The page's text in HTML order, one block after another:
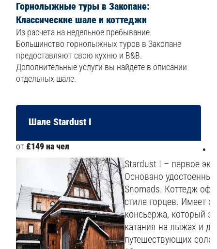
Горнолыжные туры в Закопане:
Классические шале и коттеджи
Из расчета на недельное пребывание.
Большинство горнолыжных туров в Закопане
предоставляют свою кухню и В&В.
Дополнительные услуги вы найдете в описании
отдельных шале.
Шале Stardust I
от £149 на чел
Stardust I – первое
Основано
Snomads. Коттедж
стиле горцев. Имеет
консьержа, который
катания на лыжах и
путешествующих соло